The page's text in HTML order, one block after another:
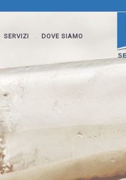
SERVIZI DOVE SIAMO